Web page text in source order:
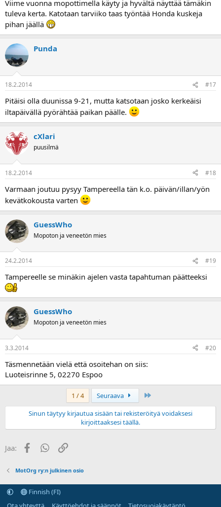
Viime vuonna mopottimella käyty ja hyvältä näyttää tämäkin
tuleva kerta. Katotaan tarviiko taas työntää Honda kuskeja
pihan jäällä
Punda
18.2.2014 #17
Pitäisi olla duunissa 9-21, mutta katsotaan josko kerkeäisi
iltapäivällä pyörähtää paikan päälle.
cXlari
puusilmä
18.2.2014 #18
Varmaan joutuu pysyy Tampereella tän k.o. päivän/illan/yön
kevätkokousta varten
GuessWho
Mopoton ja veneetön mies
24.2.2014 #19
Tampereelle se minäkin ajelen vasta tapahtuman päätteeksi
GuessWho
Mopoton ja veneetön mies
3.3.2014 #20
Täsmennetään vielä että osoitehan on siis:
Luoteisrinne 5, 02270 Espoo
1 / 4 Seuraava
Sinun täytyy kirjautua sisään tai rekisteröityä voidaksesi
kirjoittaaksesi täällä.
Jaa: FacebookWhatsApp
Linkki
MotOrg ry:n julkinen osio
Finnish (FI)